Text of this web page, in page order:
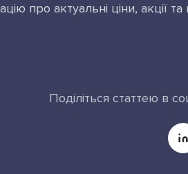
про актуальні ціни, акції
Поділіться статтею в